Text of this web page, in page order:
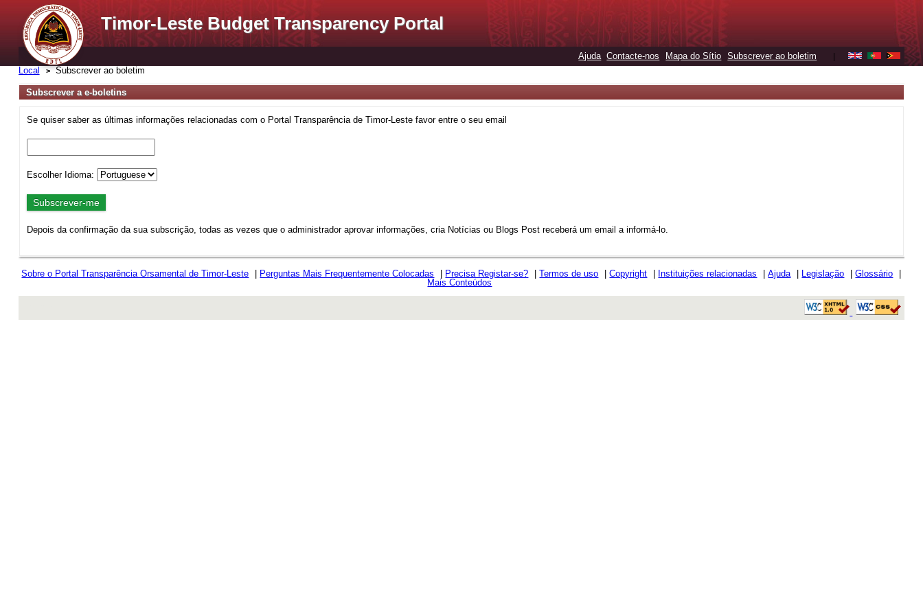
Timor-Leste Budget Transparency Portal
Ajuda Contacte-nos Mapa do Sítio Subscrever ao boletim
Local Subscrever ao boletim
Subscrever a e-boletins
Se quiser saber as últimas informações relacionadas com o Portal Transparência de Timor-Leste favor entre o seu email
Escolher Idioma:
Depois da confirmação da sua subscrição, todas as vezes que o administrador aprovar informações, cria Notícias ou Blogs Post receberá um email a informá-lo.
Sobre o Portal Transparência Orsamental de Timor-Leste Perguntas Mais Frequentemente Colocadas Precisa Registar-se? |Termos de uso |Copyright Instituições relacionadas |Ajuda Legislação |Glossário
Mais Conteúdos